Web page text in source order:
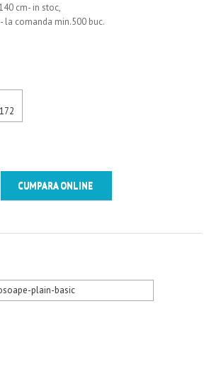
cm- in stoc,
la comanda min.500 buc.
CUMPARA ONLINE